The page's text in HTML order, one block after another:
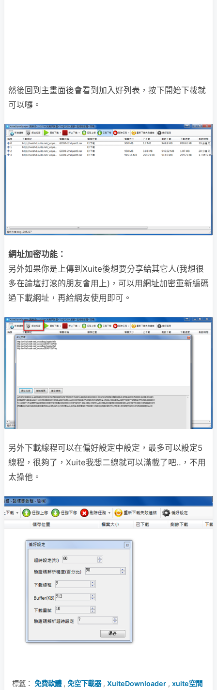
然後回到主畫面後會看到加入好列表，按下開始下載就
可以囉。
網址加密功能：
另外如果你是上傳到Xuite後想要分享給其它人(我想很
多在論壇打滾的朋友會用上)，可以用網址加密重新編碼
過下載網址，再給網友使用即可。
另外下載線程可以在偏好設定中設定，最多可以設定5
線程，很夠了，Xuite我想二線就可以滿載了吧..，不用
太操他。
標籤： 免費軟體, 免空下載器, XuiteDownloader , xuite空間